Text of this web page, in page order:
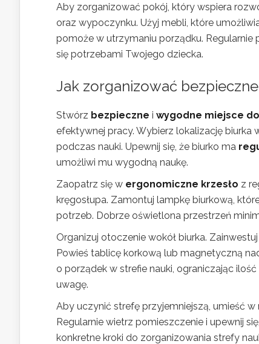
Aby zorganizować pokój, który wspiera
oraz wypoczynku. Użyj mebli, które
pomoże w utrzymaniu porządku. Regularnie
się potrzebami Twojego dziecka.
Jak zorganizować
Stwórz bezpieczne i wygodne miejsce
efektywnej pracy. Wybierz lokalizację
podczas nauki. Upewnij się, że biurko ma
umożliwi mu wygodną naukę.
Zaopatrz się w ergonomiczne krzesło z
kręgosłupa. Zamontuj lampkę biurkową,
potrzeb. Dobrze oświetlona przestrzeń
Organizuj otoczenie wokół biurka.
Powieś tablicę korkową lub magnetyczną
o porządek w strefie nauki, ograniczając
uwagę.
Aby uczynić strefę przyjemniejszą, umieść w
Regularnie wietrz pomieszczenie i upewnij
konkretne kroki do zorganizowania strefy